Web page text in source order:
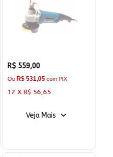
R$ 559,00
Ou R$ 531,05com PIX
12 X R$ 56,65
Veja Mais